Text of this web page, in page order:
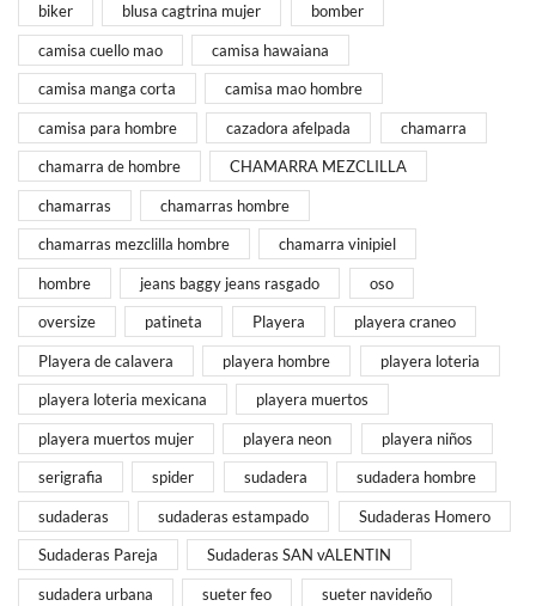
biker blusa cagtrina mujer bomber
camisa cuello mao camisa hawaiana
camisa manga corta camisa mao hombre
camisa para hombre cazadora afelpada chamarra
chamarra de hombre CHAMARRA MEZCLILLA
chamarras chamarras hombre
chamarras mezclilla hombre chamarra vinipiel
hombre jeans baggy jeans rasgado oso
oversize patineta Playera playera craneo
Playera de calavera playera hombre playera loteria
playera loteria mexicana playera muertos
playera muertos mujer playera neon playera niños
serigrafia spider sudadera sudadera hombre
sudaderas sudaderas estampado Sudaderas Homero
Sudaderas Pareja Sudaderas SAN vALENTIN
sudadera urbana sueter feo sueter navideño